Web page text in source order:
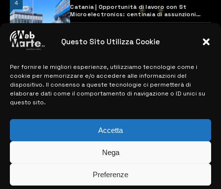
Questo Sito Utilizza Cookie
Per fornire le migliori esperienze, utilizziamo tecnologie come i
cookie per memorizzare e/o accedere alle informazioni del
dispositivo. Il consenso a queste tecnologie ci permetterà di
elaborare dati come il comportamento di navigazione o ID unici su
questo sito.
Accetta
Nega
Preferenze
4
Catania | Opportunità di lavoro con St
Microelectronics: centinaia di assunzioni
previste
MAPPA DEL SITO
> NOTIZIE